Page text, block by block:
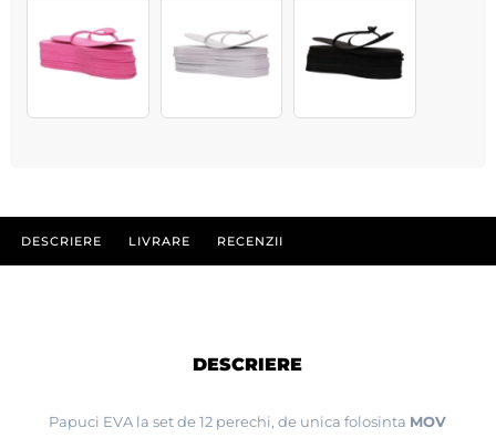
DESCRIERE LIVRARE RECENZII
DESCRIERE
Papuci EVA la set de 12 perechi, de unica folosinta MOV